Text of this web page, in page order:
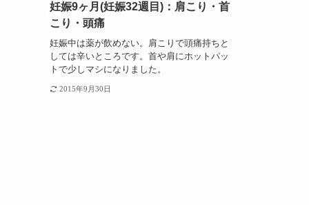
妊娠9ヶ月(妊娠32週目)：肩こり・首
こり・頭痛
妊娠中は薬が飲めない。肩こりで頭痛持ちと
しては辛いところです。首や肩にホットパッ
トで少しマシになりました。
2015年9月30日